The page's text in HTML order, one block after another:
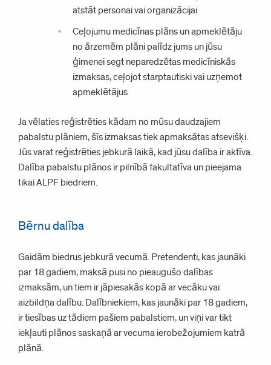
atstāt personai vai organizācijai
Ceļojumu medicīnas plāns un apmeklētāju
no ārzemēm plāni palīdz jums un jūsu
ģimenei segt neparedzētas medicīniskās
izmaksas, ceļojot starptautiski vai uzņemot
apmeklētājus
Ja vēlaties reģistrēties kādam no mūsu daudzajiem
pabalstu plāniem, šīs izmaksas tiek apmaksātas atsevišķi.
Jūs varat reģistrēties jebkurā laikā, kad jūsu dalība ir aktīva.
Dalība pabalstu plānos ir pilnībā fakultatīva un pieejama
tikai ALPF biedriem.
Bērnu dalība
Gaidām biedrus jebkurā vecumā. Pretendenti, kas jaunāki
par 18 gadiem, maksā pusi no pieaugušo dalības
izmaksām, un tiem ir jāpiesakās kopā ar vecāku vai
aizbildņa dalību. Dalībniekiem, kas jaunāki par 18 gadiem,
ir tiesības uz tādiem pašiem pabalstiem, un viņi var tikt
iekļauti plānos saskaņā ar vecuma ierobežojumiem katrā
plānā.